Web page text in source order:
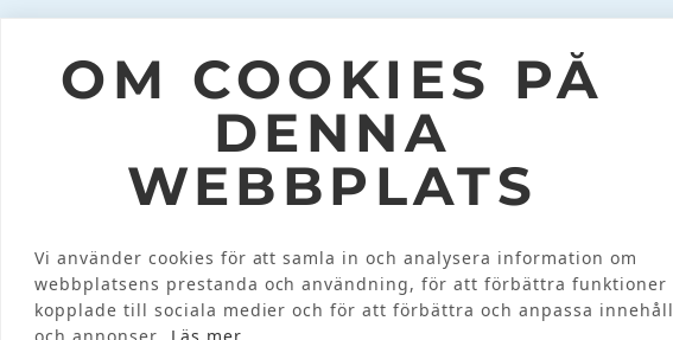
OM COOKIES PÅ
DENNA
WEBBPLATS
Vi använder cookies för att samla in och analysera information om
webbplatsens prestanda och användning, för att förbättra funktioner
kopplade till sociala medier och för att förbättra och anpassa innehåll